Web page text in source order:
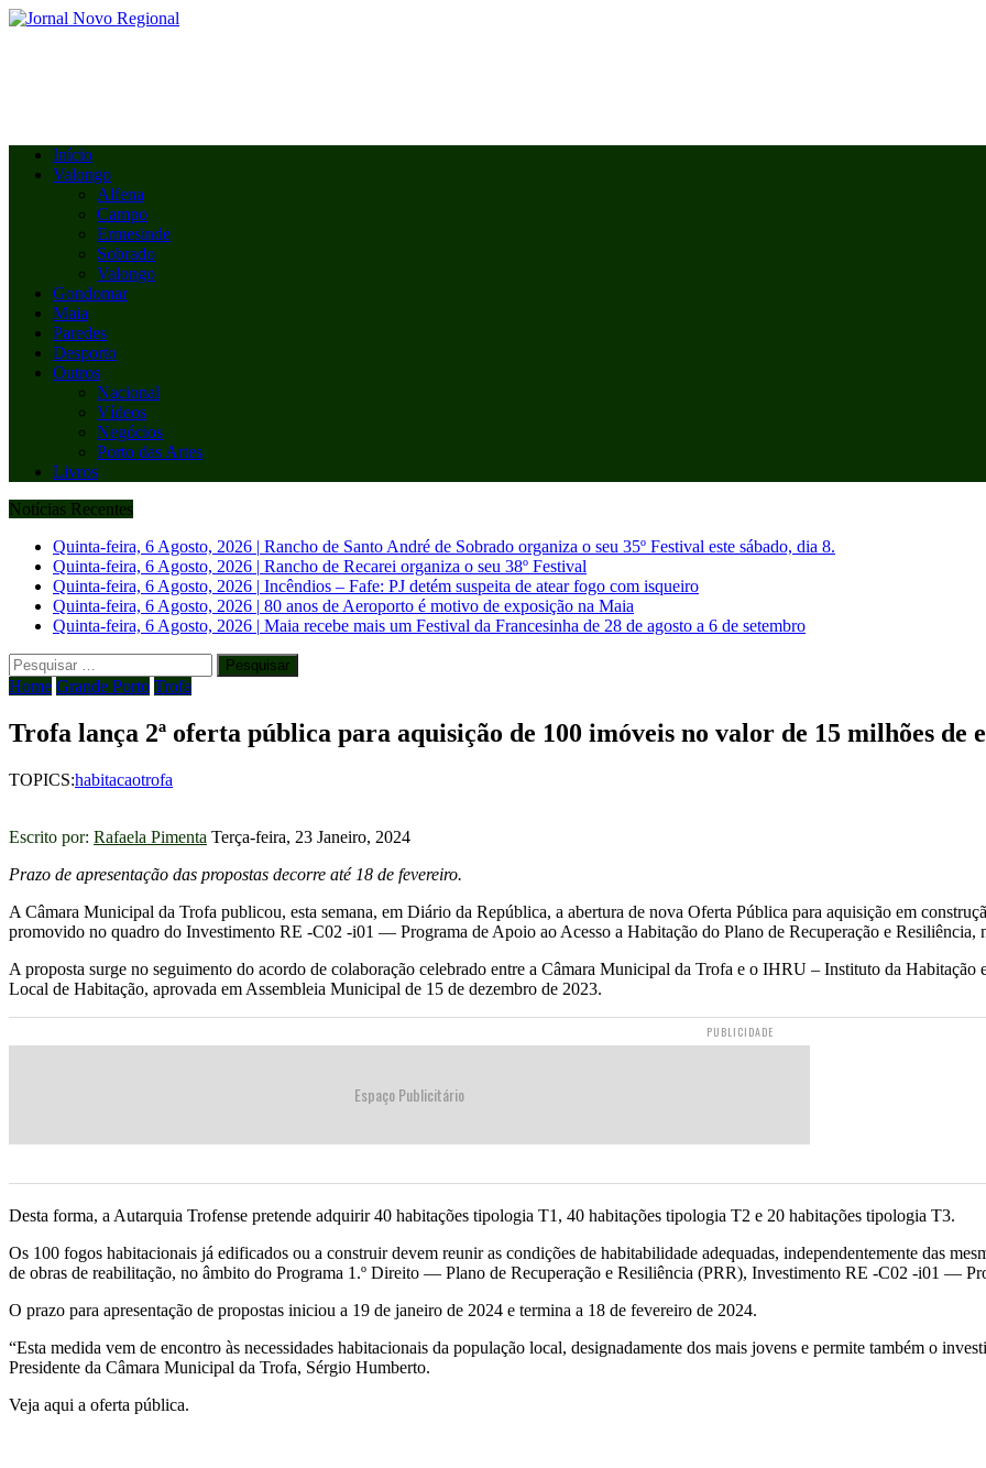
Início
Valongo
Alfena
Campo
Ermesinde
Sobrado
Valongo
Gondomar
Maia
Paredes
Desporto
Outros
Nacional
Vídeos
Negócios
Porto das Artes
Livros
Notícias Recentes
Quinta-feira, 6 Agosto, 2026 | Rancho de Santo André de Sobrado organiza o seu 35º Festival este sábado, dia 8.
Quinta-feira, 6 Agosto, 2026 | Rancho de Recarei organiza o seu 38º Festival
Quinta-feira, 6 Agosto, 2026 | Incêndios – Fafe: PJ detém suspeita de atear fogo com isqueiro
Quinta-feira, 6 Agosto, 2026 | 80 anos de Aeroporto é motivo de exposição na Maia
Quinta-feira, 6 Agosto, 2026 | Maia recebe mais um Festival da Francesinha de 28 de agosto a 6 de setembro
Pesquisar
por:
Home Grande Porto Trofa
Trofa lança 2ª oferta pública para aquisição de 100 imóveis no valor de 15 milhões de
TOPICS:habitacaotrofa
Escrito por: Rafaela Pimenta Terça-feira, 23 Janeiro, 2024
Prazo de apresentação das propostas decorre até 18 de fevereiro.
A Câmara Municipal da Trofa publicou, esta semana, em Diário da República, a abertura de nova Oferta Pública para aquisição em
promovido no quadro do Investimento RE -C02 -i01 — Programa de Apoio ao Acesso a Habitação do Plano de Recuperação e Resiliência,
A proposta surge no seguimento do acordo de colaboração celebrado entre a Câmara Municipal da Trofa e o IHRU – Instituto da Habitação
Local de Habitação, aprovada em Assembleia Municipal de 15 de dezembro de 2023.
PUBLICIDADE
Espaço Publicitário
Desta forma, a Autarquia Trofense pretende adquirir 40 habitações tipologia T1, 40 habitações tipologia T2 e 20 habitações tipologia T3.
Os 100 fogos habitacionais já edificados ou a construir devem reunir as condições de habitabilidade adequadas, independentemente das
de obras de reabilitação, no âmbito do Programa 1.º Direito — Plano de Recuperação e Resiliência (PRR), Investimento RE -C02 -i01 —
O prazo para apresentação de propostas iniciou a 19 de janeiro de 2024 e termina a 18 de fevereiro de 2024.
“Esta medida vem de encontro às necessidades habitacionais da população local, designadamente dos mais jovens e permite também o
Presidente da Câmara Municipal da Trofa, Sérgio Humberto.
Veja aqui a oferta pública.